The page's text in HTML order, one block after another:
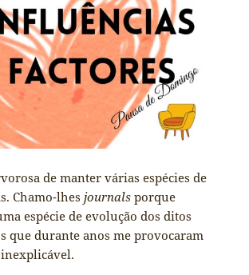
de manter várias espécies de
Chamo-lhes journals porque
espécie de evolução dos ditos
que durante anos me provocaram